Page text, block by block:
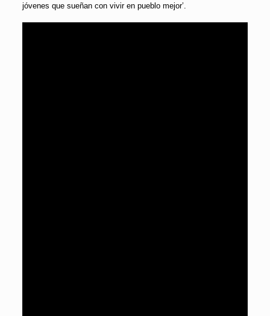
jóvenes que sueñan con vivir en pueblo mejor’.